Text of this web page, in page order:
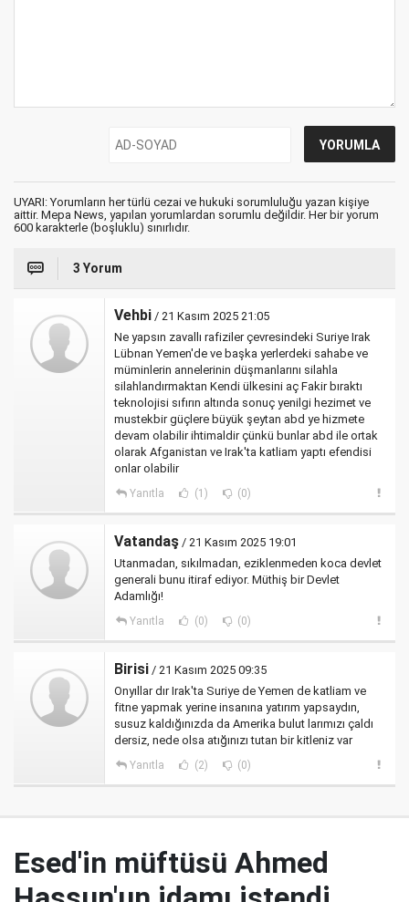
UYARI: Yorumların her türlü cezai ve hukuki sorumluluğu yazan kişiye
aittir. Mepa News, yapılan yorumlardan sorumlu değildir. Her bir yorum
600 karakterle (boşluklu) sınırlıdır.
3 Yorum
Vehbi / 21 Kasım 2025 21:05
Ne yapsın zavallı rafiziler çevresindeki Suriye Irak
Lübnan Yemen'de ve başka yerlerdeki sahabe ve
müminlerin annelerinin düşmanlarını silahla
silahlandırmaktan Kendi ülkesini aç Fakir bıraktı
teknolojisi sıfırın altında sonuç yenilgi hezimet ve
mustekbir güçlere büyük şeytan abd ye hizmete
devam olabilir ihtimaldir çünkü bunlar abd ile ortak
olarak Afganistan ve Irak'ta katliam yaptı efendisi
onlar olabilir
Yanıtla (1) (0)
Vatandaş / 21 Kasım 2025 19:01
Utanmadan, sıkılmadan, eziklenmeden koca devlet
generali bunu itiraf ediyor. Müthiş bir Devlet
Adamlığı!
Yanıtla (0) (0)
Birisi / 21 Kasım 2025 09:35
Onyıllar dır Irak'ta Suriye de Yemen de katliam ve
fitne yapmak yerine insanına yatırım yapsaydın,
susuz kaldığınızda da Amerika bulut larımızı çaldı
dersiz, nede olsa atığınızı tutan bir kitleniz var
Yanıtla (2) (0)
Esed'in müftüsü Ahmed